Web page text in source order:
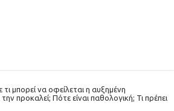
τι μπορεί να οφείλεται η αυξημένη
προκαλεί; Πότε είναι παθολογική; Τι πρέπει